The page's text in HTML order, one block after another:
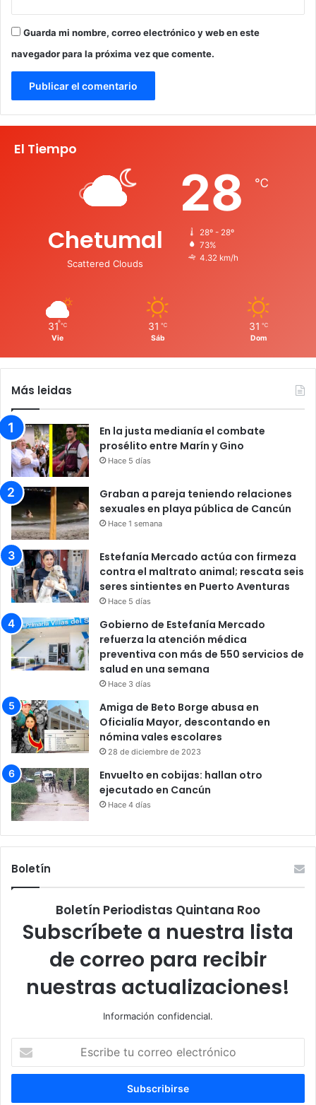
Guarda mi nombre, correo electrónico y web en este
navegador para la próxima vez que comente.
El Tiempo
Chetumal
Scattered Clouds
28 ℃
28º - 28º
73%
4.32 km/h
31 ℃
Vie
31 ℃
Sáb
31 ℃
Dom
Más leidas
En la justa medianía el combate
prosélito entre Marín y Gino
Hace 5 días
Graban a pareja teniendo relaciones
sexuales en playa pública de Cancún
Hace 1 semana
Estefanía Mercado actúa con firmeza
contra el maltrato animal; rescata seis
seres sintientes en Puerto Aventuras
Hace 5 días
Gobierno de Estefanía Mercado
refuerza la atención médica
preventiva con más de 550 servicios de
salud en una semana
Hace 3 días
Amiga de Beto Borge abusa en
Oficialía Mayor, descontando en
nómina vales escolares
28 de diciembre de 2023
Envuelto en cobijas: hallan otro
ejecutado en Cancún
Hace 4 días
Boletín
Boletín Periodistas Quintana Roo
Subscríbete a nuestra lista
de correo para recibir
nuestras actualizaciones!
Información confidencial.
correo